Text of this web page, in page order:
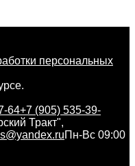
персональных
64+7 (905) 535-39-
Тракт",
Пн-Вс 09:00